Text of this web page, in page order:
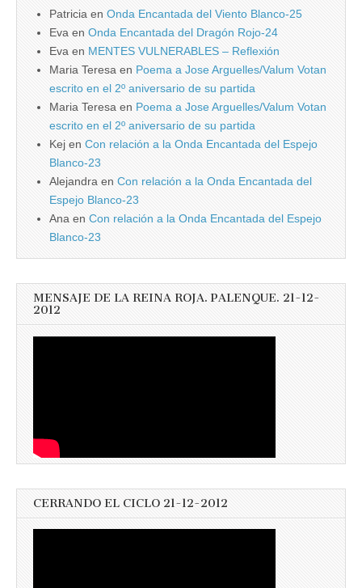
Patricia en Onda Encantada del Viento Blanco-25
Eva en Onda Encantada del Dragón Rojo-24
Eva en MENTES VULNERABLES – Reflexión
Maria Teresa en Poema a Jose Arguelles/Valum Votan
escrito en el 2º aniversario de su partida
Maria Teresa en Poema a Jose Arguelles/Valum Votan
escrito en el 2º aniversario de su partida
Kej en Con relación a la Onda Encantada del Espejo
Blanco-23
Alejandra en Con relación a la Onda Encantada del
Espejo Blanco-23
Ana en Con relación a la Onda Encantada del Espejo
Blanco-23
MENSAJE DE LA REINA ROJA. PALENQUE. 21-12-
2012
CERRANDO EL CICLO 21-12-2012